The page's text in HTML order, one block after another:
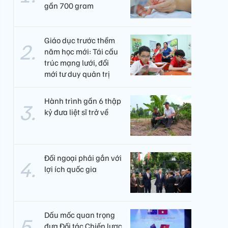
gần 700 gram
Giáo dục trước thềm
năm học mới: Tái cấu
trúc mạng lưới, đổi
mới tư duy quản trị
Hành trình gần 6 thập
kỷ đưa liệt sĩ trở về
Đối ngoại phải gắn với
lợi ích quốc gia
Dấu mốc quan trọng
đưa Đối tác Chiến lược